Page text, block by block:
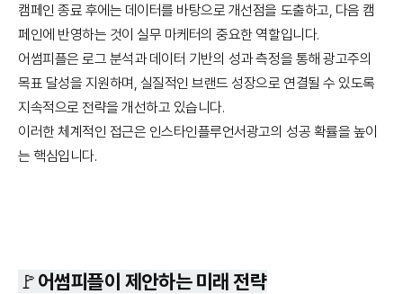
캠페인 종료 후에는 데이터를 바탕으로 개선점을 도출하고, 다음 캠
페인에 반영하는 것이 실무 마케터의 중요한 역할입니다.
어썸피플은 로그 분석과 데이터 기반의 성과 측정을 통해 광고주의
목표 달성을 지원하며, 실질적인 브랜드 성장으로 연결될 수 있도록
지속적으로 전략을 개선하고 있습니다.
이러한 체계적인 접근은 인스타인플루언서광고의 성공 확률을 높이
는 핵심입니다.
🚩어썸피플이 제안하는 미래 전략